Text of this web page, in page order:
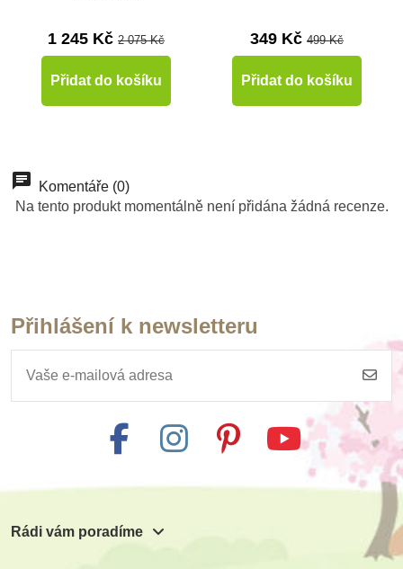
1 245 Kč 2 075 Kč
Přidat do košíku
349 Kč 499 Kč
Přidat do košíku
Komentáře (0)
Na tento produkt momentálně není přidána žádná recenze.
Přihlášení k newsletteru
Rádi vám poradíme